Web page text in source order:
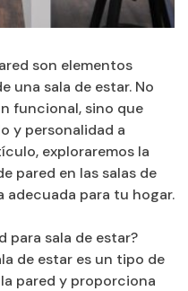
son elementos
una sala de estar. No
funcional, sino que
y personalidad a
exploraremos la
pared en las salas de
adecuada para tu hogar.
para sala de estar?
de estar es un tipo de
pared y proporciona